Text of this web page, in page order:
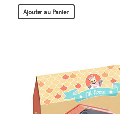
Ajouter au Panier